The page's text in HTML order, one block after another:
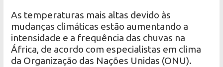
As temperaturas mais altas devido às
mudanças climáticas estão aumentando a
intensidade e a frequência das chuvas na
África, de acordo com especialistas em clima
da Organização das Nações Unidas (ONU).